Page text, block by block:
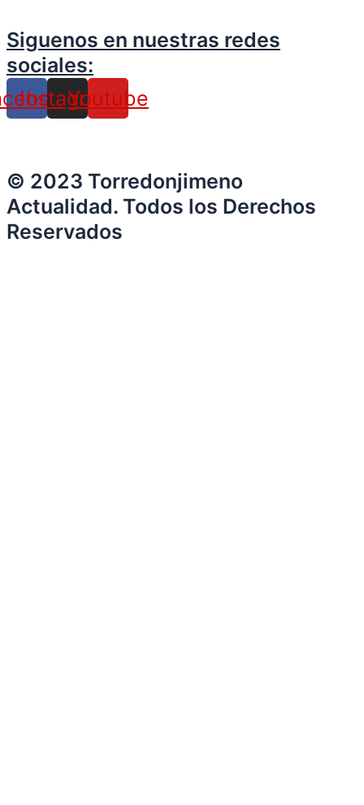
Siguenos en nuestras redes
sociales:
Instagram
Youtube
© 2023 Torredonjimeno
Actualidad. Todos los Derechos
Reservados